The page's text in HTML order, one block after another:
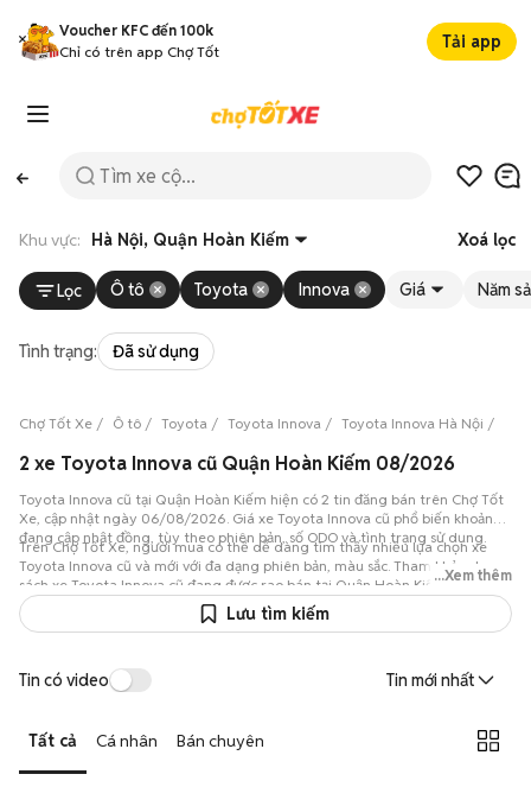
Voucher KFC đến 100k
Chỉ có trên app Chợ Tốt
Tải app
Khu vực: Hà Nội, Quận Hoàn Kiếm Xoá lọc
Lọc Ô tô Toyota Innova Giá Năm
Tình trạng: Đã sử dụng
Chợ Tốt Xe Ô tô Toyota Toyota Innova Toyota Innova Hà Nội
2 xe Toyota Innova cũ Quận Hoàn Kiếm 08/2026
Toyota Innova cũ tại Quận Hoàn Kiếm hiện có 2 tin đăng bán trên Chợ Tốt
Xe, cập nhật ngày 06/08/2026. Giá xe Toyota Innova cũ phổ biến khoảng
đang cập nhật đồng, tùy theo phiên bản, số ODO và tình trạng sử dụng.
Trên Chợ Tốt Xe, người mua có thể dễ dàng tìm thấy nhiều lựa chọn xe
Toyota Innova cũ và mới với đa dạng phiên bản, màu sắc. Tham khảo danh
sách xe Toyota Innova cũ đang được rao bán tại Quận Hoàn Kiếm trên Chợ
Tốt Xe để so sánh giá cả và tình trạng sử dụng, từ đó lựa chọn được chiếc
xe phù hợp nhất với nhu cầu và ngân sách của mình.
...Xem thêm
Lưu tìm kiếm
Tin có video Tin mới nhất
Tất cả Cá nhân Bán chuyên